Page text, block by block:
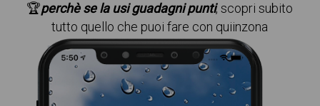
🏆perchè se la usi guadagni punti, scopri subito
tutto quello che puoi fare con quiinzona